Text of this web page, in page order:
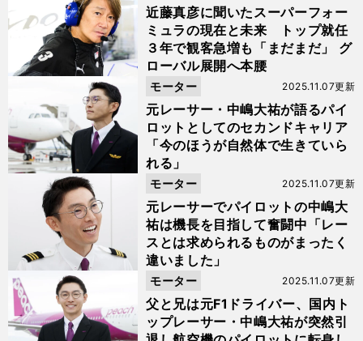
近藤真彦に聞いたスーパーフォー
ミュラの現在と未来 トップ就任
３年で観客急増も「まだまだ」 グ
ローバル展開へ本腰
元レーサー・中嶋大祐が語るパイ
ロットとしてのセカンドキャリア
「今のほうが自然体で生きていら
れる」
2025.11.07更新
モーター
元レーサーでパイロットの中嶋大
祐は機長を目指して奮闘中「レー
スとは求められるものがまったく
違いました」
2025.11.07更新
モーター
父と兄は元F1ドライバー、国内ト
ップレーサー・中嶋大祐が突然引
2025.11.07更新
モーター